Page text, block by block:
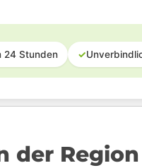
24 Stunden ✓
der